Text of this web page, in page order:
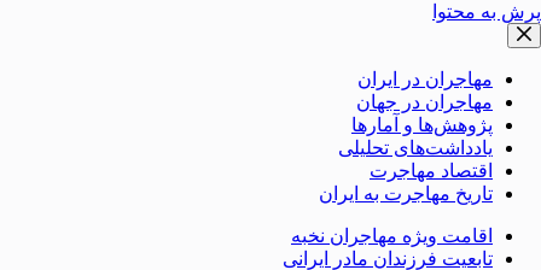
پرش به محتوا
مهاجران در ایران
مهاجران در جهان
پژوهش‌ها و آمارها
یادداشت‌های تحلیلی
اقتصاد مهاجرت
تاریخ مهاجرت به ایران
اقامت ویژه مهاجران نخبه
تابعیت فرزندان مادر ایرانی